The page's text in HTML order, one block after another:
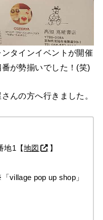
タインイベントが開催
が勢揃いでした！(笑)
んの方へ行きました。
地1【地図
】
village pop up shop」